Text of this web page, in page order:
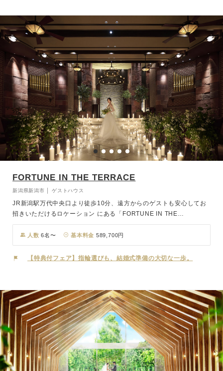
トウェディングならでは。スタッフ全員がおふたりの専任となり、ゲ
ストをお迎えいたします。
FORTUNE IN THE TERRACE
新潟県新潟市 │ ゲストハウス
JR新潟駅万代中央口より徒歩10分、遠方からのゲストも安心してお
招きいただけるロケーション にある「FORTUNE IN THE
TERRACE」。 美しい赤レンガ造りのチャペルは一歩足を踏み入れ
た瞬間に誰もが心奪われます。職人が 一つひとつ手焼きした3万個の
レンガを人の手で大切に積み上げた空間は他にはない優しさと温もり
に満ちています。おふたりのスタイルに合わせてお選びいただける3
で、おふたりのウエディングストーリーをお楽しみください。
人数 6名〜 基本料金 589,700円
【特典付フェア】指輪選びも、結婚式準備の大切な一歩。